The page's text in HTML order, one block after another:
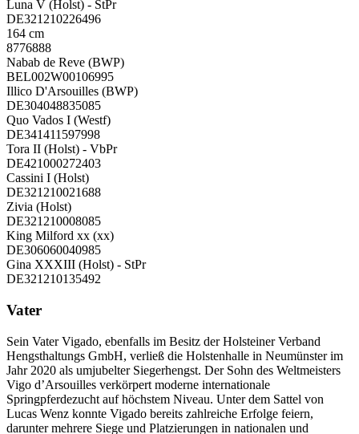
Luna V (Holst) - StPr
DE321210226496
164 cm
8776888
Nabab de Reve (BWP)
BEL002W00106995
Illico D'Arsouilles (BWP)
DE304048835085
Quo Vados I (Westf)
DE341411597998
Tora II (Holst) - VbPr
DE421000272403
Cassini I (Holst)
DE321210021688
Zivia (Holst)
DE321210008085
King Milford xx (xx)
DE306060040985
Gina XXXIII (Holst) - StPr
DE321210135492
Vater
Sein Vater Vigado, ebenfalls im Besitz der Holsteiner Verband
Hengsthaltungs GmbH, verließ die Holstenhalle in Neumünster im
Jahr 2020 als umjubelter Siegerhengst. Der Sohn des Weltmeisters
Vigo d’Arsouilles verkörpert moderne internationale
Springpferdezucht auf höchstem Niveau. Unter dem Sattel von
Lucas Wenz konnte Vigado bereits zahlreiche Erfolge feiern,
darunter mehrere Siege und Platzierungen in nationalen und